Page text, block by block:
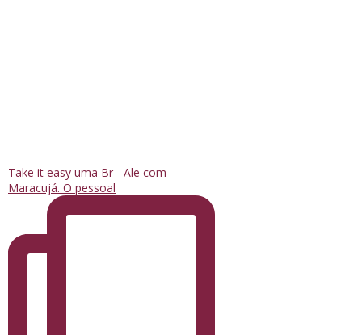
Take it easy uma Br - Ale com
Maracujá. O pessoal